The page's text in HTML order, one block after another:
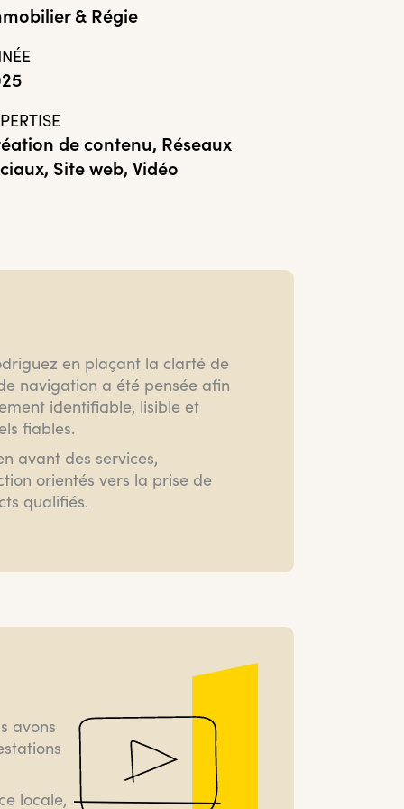
& Régie
de contenu, Réseaux
Site web, Vidéo
en plaçant la clarté de
navigation a été pensée afin
identifiable, lisible et
fiables.
avant des services,
orientés vers la prise de
qualifiés.
avons
locale,